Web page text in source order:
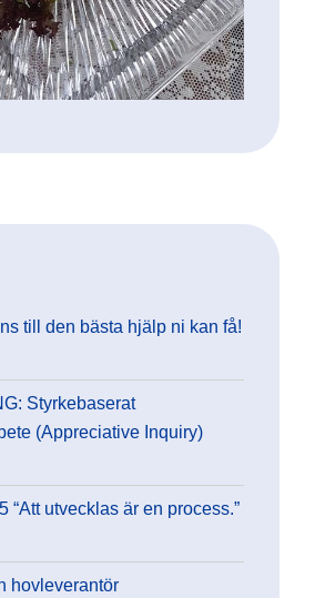
till den bästa hjälp ni kan få!
Styrkebaserat
(Appreciative Inquiry)
“Att utvecklas är en process.”
hovleverantör